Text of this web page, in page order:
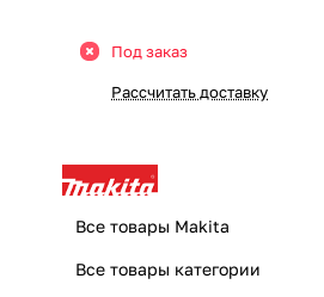
Под заказ
Рассчитать доставку
Все товары Makita
Все товары категории
банка